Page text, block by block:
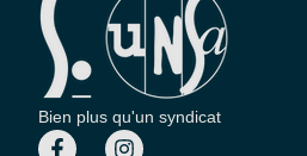
Bien plus qu'un syndicat